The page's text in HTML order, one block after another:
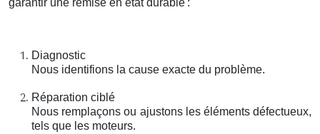
Diagnostic
Nous identifions la cause exacte du problème.
Réparation ciblé
Nous remplaçons ou ajustons les éléments défectueux,
tels que les moteurs.